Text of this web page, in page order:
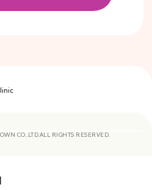
CO.,LTD.ALL RIGHTS RESERVED.